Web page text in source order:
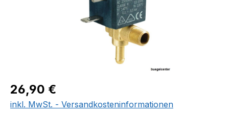
Regulärer Preis:
26,90 €
inkl. MwSt. - Versandkosteninformationen